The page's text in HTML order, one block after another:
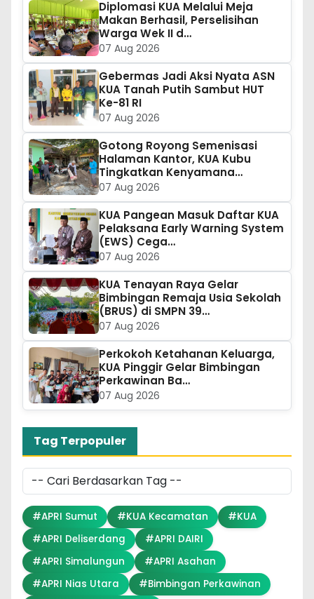
Diplomasi KUA Melalui Meja
Makan Berhasil, Perselisihan
Warga Wek II d…
07 Aug 2026
Gebermas Jadi Aksi Nyata ASN
KUA Tanah Putih Sambut HUT
Ke-81 RI
07 Aug 2026
Gotong Royong Semenisasi
Halaman Kantor, KUA Kubu
Tingkatkan Kenyamana…
07 Aug 2026
KUA Pangean Masuk Daftar KUA
Pelaksana Early Warning System
(EWS) Cega…
07 Aug 2026
KUA Tenayan Raya Gelar
Bimbingan Remaja Usia Sekolah
(BRUS) di SMPN 39…
07 Aug 2026
Perkokoh Ketahanan Keluarga,
KUA Pinggir Gelar Bimbingan
Perkawinan Ba…
07 Aug 2026
Tag Terpopuler
#APRI Sumut #KUA Kecamatan
#KUA
#APRI Deliserdang
#APRI DAIRI
#APRI Simalungun
#APRI Asahan
#APRI Nias Utara
#Bimbingan Perkawinan